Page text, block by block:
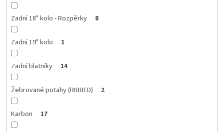
Zadní 18" kolo - Rozpěrky 8
Zadní 19" kolo 1
Zadní blatníky 14
Žebrované potahy (RIBBED) 2
Karbon 17